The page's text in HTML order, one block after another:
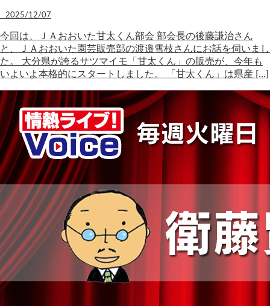
2025/12/07
今回は、ＪＡおおいた甘太くん部会 部会長の後藤謙治さん
と、ＪＡおおいた園芸販売部の渡邉雪枝さんにお話を伺いまし
た。 大分県が誇るサツマイモ「甘太くん」の販売が、今年も
いよいよ本格的にスタートしました。 「甘太くん」は県産 […]